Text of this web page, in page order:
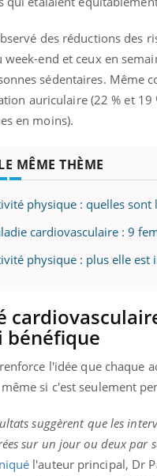
des réductions des
week-end et ceux en
sédentaires. Même
auriculaire (22 % et 19
en moins).
MÊME THÈME
physique : quelles sont
cardiovasculaire : 9
physique : plus elle
bénéfique
l'idée que chaque
si c'est seulement
suggèrent que les
sur un jour ou deux par
l'auteur principal, Dr
lui, un tout nouveau
air… Nos mains